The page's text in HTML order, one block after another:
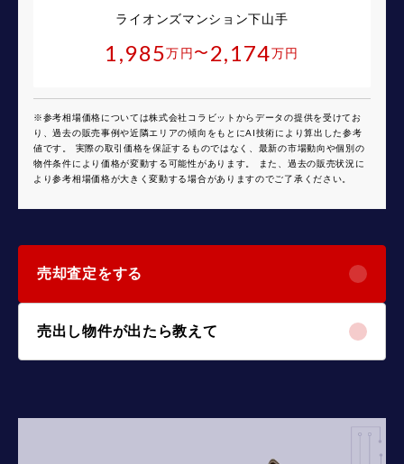
ライオンズマンション下山手
1,985万円 〜 2,174万円
※参考相場価格については株式会社コラビットからデータの提供を受けてお
り、過去の販売事例や近隣エリアの傾向をもとにAI技術により算出した参考
値です。 実際の取引価格を保証するものではなく、最新の市場動向や個別の
物件条件により価格が変動する可能性があります。 また、過去の販売状況に
より参考相場価格が大きく変動する場合がありますのでご了承ください。
売却査定をする
売出し物件が出たら教えて